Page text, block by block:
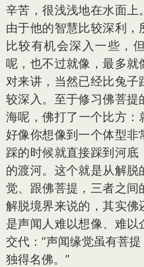
辛苦，很浅浅地在水面上
由于他的智慧比较深利，
比较有机会深入一些，
呢，也不过就像，最多就
对来讲，当然已经比兔子
较深入。至于修习佛菩提
海呢，佛打了一个比方：
好像你想像到一个体型非
踩的时候就直接踩到河
的渡河。这个就是从解
觉、跟佛菩提，三者之间
解脱境界来说的，其实佛
是声闻人难以想像、难以
交代：“声闻缘觉虽有菩
独得名佛。”